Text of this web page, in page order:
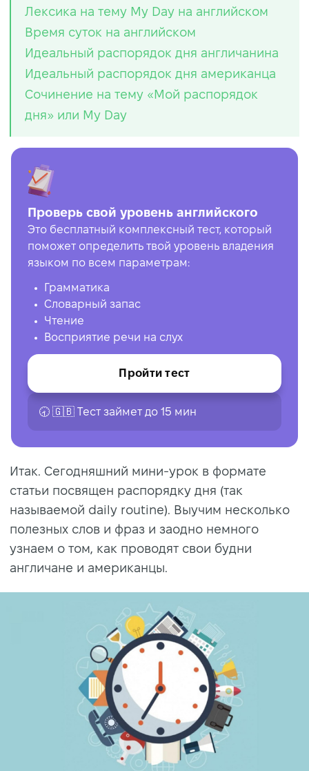
Лексика на тему My Day на английском
Время суток на английском
Идеальный распорядок дня англичанина
Идеальный распорядок дня американца
Сочинение на тему «Мой распорядок
дня» или My Day
Проверь свой уровень английского
Это бесплатный комплексный тест, который
поможет определить твой уровень владения
языком по всем параметрам:
Грамматика
Словарный запас
Чтение
Восприятие речи на слух
Пройти тест
🕣 🇬🇧 Tест займет до 15 мин
Итак. Сегодняшний мини-урок в формате
статьи посвящен распорядку дня (так
называемой daily routine). Выучим несколько
полезных слов и фраз и заодно немного
узнаем о том, как проводят свои будни
англичане и американцы.